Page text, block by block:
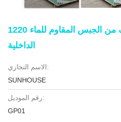
السقف من الجبس المقاوم للماء 1220x2440mm
الداخلية
الاسم التجاري:
SUNHOUSE
رقم الموديل:
GP01